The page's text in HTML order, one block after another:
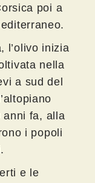
poi a
l’olivo inizia
nella
a sud del
anni fa, alla
i popoli
e le